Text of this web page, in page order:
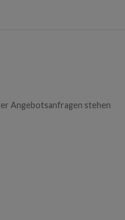
Angebotsanfragen stehen